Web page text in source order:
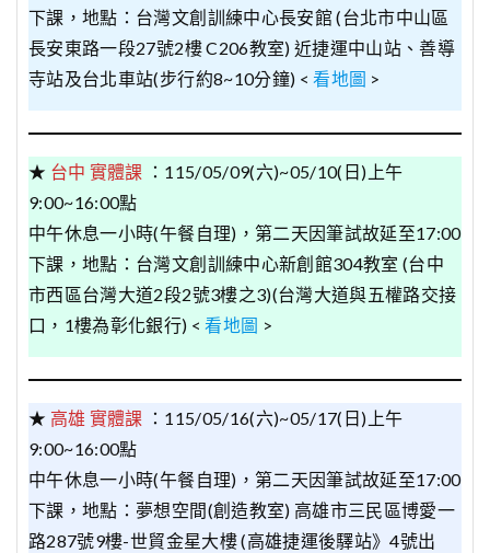
下課，地點：台灣文創訓練中心長安館 (台北市中山區
長安東路一段27號2樓 C206教室) 近捷運中山站、善導
寺站及台北車站(步行約8~10分鐘) < 看地圖 >
★ 台中 實體課 ：115/05/09(六)~05/10(日)上午
9:00~16:00點
中午休息一小時(午餐自理)，第二天因筆試故延至17:00
下課，地點：台灣文創訓練中心新創館304教室 (台中
市西區台灣大道2段2號3樓之3)(台灣大道與五權路交接
口，1樓為彰化銀行) < 看地圖 >
★ 高雄 實體課 ：115/05/16(六)~05/17(日)上午
9:00~16:00點
中午休息一小時(午餐自理)，第二天因筆試故延至17:00
下課，地點：夢想空間(創造教室) 高雄市三民區博愛一
路287號9樓-世貿金星大樓 (高雄捷運後驛站》4號出